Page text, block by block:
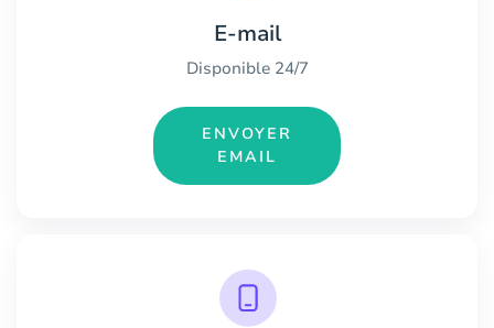
E-mail
Disponible 24/7
ENVOYER
EMAIL